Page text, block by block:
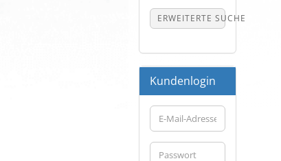
ERWEITERTE SUCHE
Kundenlogin
E-
Mail-
Adresse
Passwort